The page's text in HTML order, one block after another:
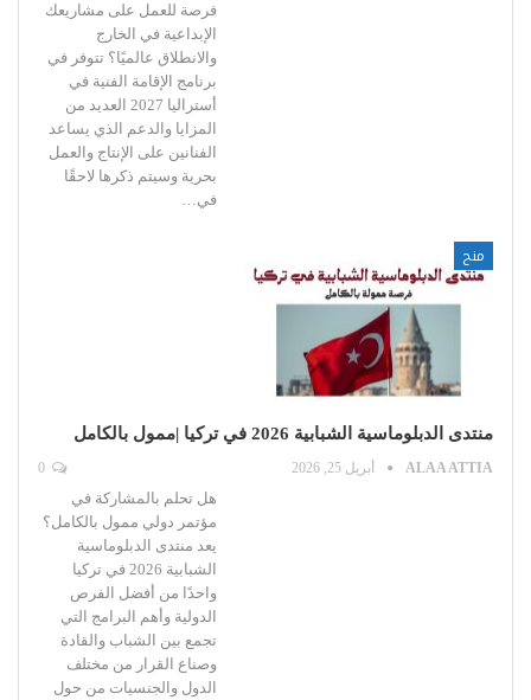
فرصة للعمل على مشاريعك
الإبداعية في الخارج
والانطلاق عالميًا؟ تتوفر في
برنامج الإقامة الفنية في
أستراليا 2027 العديد من
المزايا والدعم الذي يساعد
الفنانين على الإنتاج والعمل
بحرية وسيتم ذكرها لاحقًا
في…
منح
منتدى الدبلوماسية الشبابية 2026 في تركيا |ممول بالكامل
ALAA ATTIA أبريل 25, 2026
هل تحلم بالمشاركة في
مؤتمر دولي ممول بالكامل؟
يعد منتدى الدبلوماسية
الشبابية 2026 في تركيا
واحدًا من أفضل الفرص
الدولية وأهم البرامج التي
تجمع بين الشباب والقادة
وصناع القرار من مختلف
الدول والجنسيات من حول